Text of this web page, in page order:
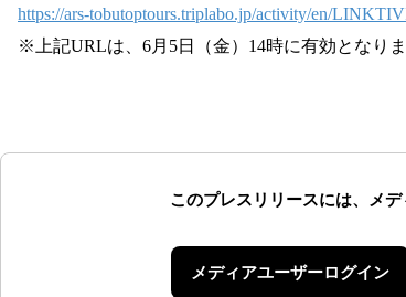
https://ars-tobutoptours.triplabo.jp/activity/en/
※上記URLは、6月5日（金）14時に有効
このプレスリリースには、 メデ
メディアユーザーログイン